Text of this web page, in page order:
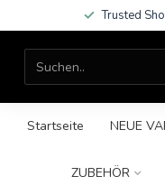
Trusted
Startseite NEUE
ZUBEHÖR